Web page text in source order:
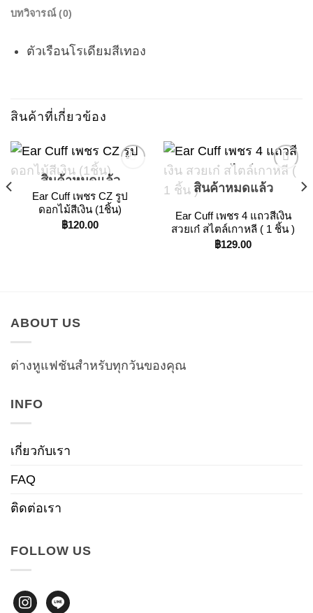
บทวิจารณ์ (0)
ตัวเรือนโรเดียมสีเทอง
สินค้าที่เกี่ยวข้อง
Add to
Wishlist
สินค้าหมดแล้ว
Ear Cuff เพชร CZ รูป
ดอกไม้สีเงิน (1ชิ้น)
฿120.00
Wishlist
สินค้าหมดแล้ว
Ear Cuff เพชร 4 แถวสีเงิน
สวยเก๋ สไตล์เกาหลี ( 1 ชิ้น )
฿129.00
ABOUT US
ต่างหูแฟชันสำหรับทุกวันของคุณ
INFO
เกี่ยวกับเรา
FAQ
ติดต่อเรา
FOLLOW US
instagram
line